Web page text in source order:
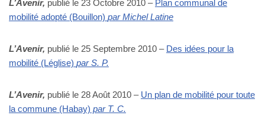
L’Avenir, publié le 23 Octobre 2010 – Plan communal de
mobilité adopté (Bouillon) par Michel Latine
L’Avenir, publié le 25 Septembre 2010 – Des idées pour la
mobilité (Léglise) par S. P.
L’Avenir, publié le 28 Août 2010 – Un plan de mobilité pour toute
la commune (Habay) par T. C.